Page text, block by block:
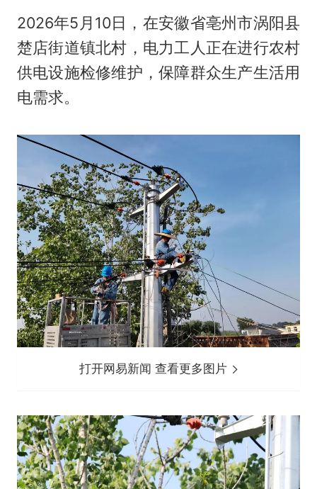
2026年5月10日，在安徽省亳州市涡阳县
楚店街道镇北村，电力工人正在进行农村
供电设施检修维护，保障群众生产生活用
电需求。
打开网易新闻 查看更多图片